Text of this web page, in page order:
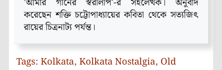
করেছেন শক্তি চট্টোপাধ্যায়ের কবিতা থেকে সত্যজিৎ
রায়ের চিত্রনাট্য পর্যন্ত।
Tags: Kolkata, Kolkata Nostalgia, Old